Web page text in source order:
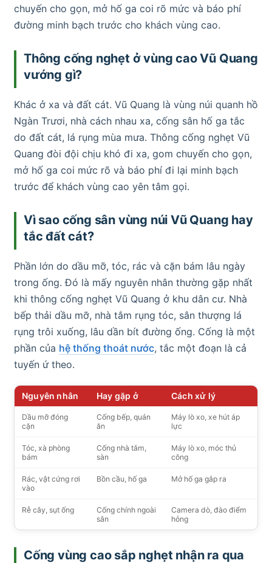
chuyến cho gọn, mở hố ga coi rõ mức và báo phí
đường minh bạch trước cho khách vùng cao.
Thông cống nghẹt ở vùng cao Vũ Quang
vướng gì?
Khác ở xa và đất cát. Vũ Quang là vùng núi quanh hồ
Ngàn Trươi, nhà cách nhau xa, cống sân hố ga tắc
do đất cát, lá rụng mùa mưa. Thông cống nghẹt Vũ
Quang đòi đội chịu khó đi xa, gom chuyến cho gọn,
mở hố ga coi mức rõ và báo phí đi lại minh bạch
trước để khách vùng cao yên tâm gọi.
Vì sao cống sân vùng núi Vũ Quang hay
tắc đất cát?
Phần lớn do dầu mỡ, tóc, rác và cặn bám lâu ngày
trong ống. Đó là mấy nguyên nhân thường gặp nhất
khi thông cống nghẹt Vũ Quang ở khu dân cư. Nhà
bếp thải dầu mỡ, nhà tắm rụng tóc, sân thượng lá
rụng trôi xuống, lâu dần bít đường ống. Cống là một
phần của hệ thống thoát nước, tắc một đoạn là cả
tuyến ứ theo.
Nguyên nhân Hay gặp ở Cách xử lý
Dầu mỡ đóng
cặn
Cống bếp, quán
ăn
Máy lò xo, xe hút áp
lực
Tóc, xà phòng
bám
Cống nhà tắm,
sàn
Máy lò xo, móc thủ
công
Rác, vật cứng rơi
vào
Bồn cầu, hố ga Mở hố ga gắp ra
Rễ cây, sụt ống
Cống chính ngoài
sân
Camera dò, đào điểm
hỏng
Cống vùng cao sắp nghẹt nhận ra qua